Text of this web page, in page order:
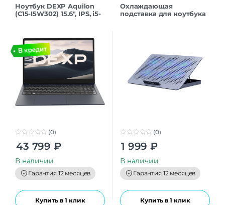
Ноутбук DEXP Aquilon
(C15-I5W302) 15.6″, IPS, i5-
o
t
o
f
5
(0)
43 799 ₽
В наличии
Гарантия 12 месяцев
Купить в 1 клик
Охлаждающая
подставка для ноутбука
t
o
f
5
(0)
1 999 ₽
В наличии
Гарантия 12 месяцев
Купить в 1 клик